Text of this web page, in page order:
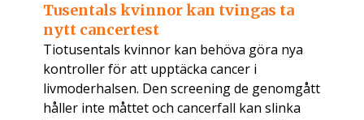
Tusentals kvinnor kan tvingas ta
nytt cancertest
Tiotusentals kvinnor kan behöva göra nya
kontroller för att upptäcka cancer i
livmoderhalsen. Den screening de genomgått
håller inte måttet och cancerfall kan slinka